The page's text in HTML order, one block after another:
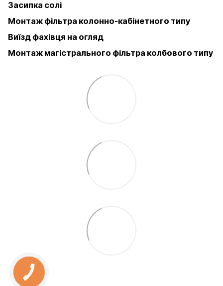
Засипка солі
Монтаж фільтра колонно-кабінетного типу
Виїзд фахівця на огляд
Монтаж магістрального фільтра колбового типу